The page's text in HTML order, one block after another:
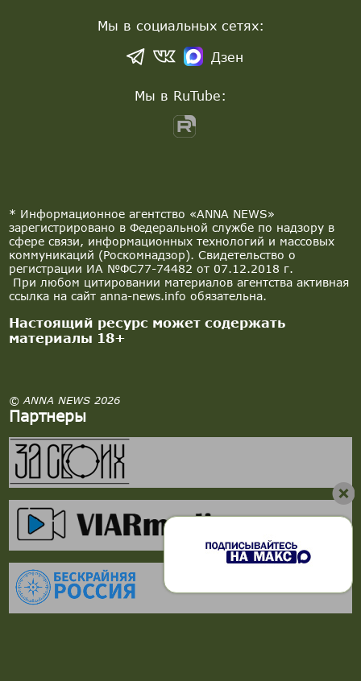
* Информационное агентство «ANNA NEWS»
зарегистрировано в Федеральной службе по надзору в
сфере связи, информационных технологий и массовых
коммуникаций (Роскомнадзор). Свидетельство о
регистрации ИА №ФС77-74482 от 07.12.2018 г.
При любом цитировании материалов агентства активная
ссылка на сайт anna-news.info обязательна.
Настоящий ресурс может содержать
материалы 18+
© ANNA NEWS 2026
Партнеры
Мы в социальных сетях:
Дзен
Мы в RuTube: